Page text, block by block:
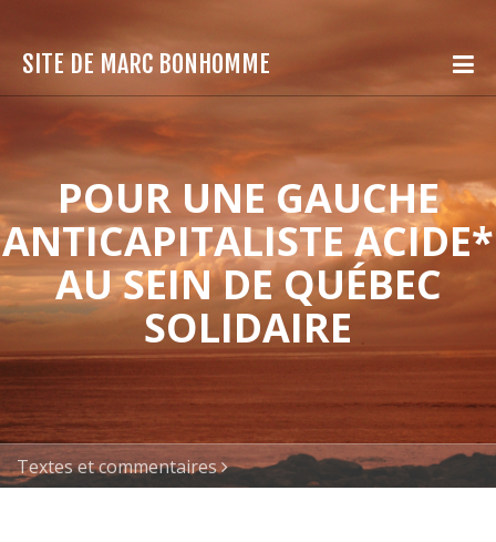
SITE DE MARC BONHOMME
POUR UNE GAUCHE
ANTICAPITALISTE ACIDE*
AU SEIN DE QUÉBEC
SOLIDAIRE
Textes et commentaires